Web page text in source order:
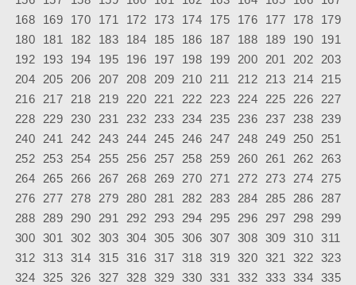
168
169 170 171 172 173 174 175 176 177 178
179
180
181 182 183 184 185 186 187 188 189 190
191
192
193 194 195 196 197 198 199 200 201 202
203
204
205 206 207 208 209 210 211 212 213 214
215
216
217 218 219 220 221 222 223 224 225 226
227
228
229 230 231 232 233 234 235 236 237 238
239
240
241 242 243 244 245 246 247 248 249 250
251
252
253 254 255 256 257 258 259 260 261 262
263
264
265 266 267 268 269 270 271 272 273 274
275
276
277 278 279 280 281 282 283 284 285 286
287
288
289 290 291 292 293 294 295 296 297 298
299
300 301 302 303 304 305 306 307 308 309 310
311
312 313 314 315 316 317 318 319 320 321 322 323
324 325 326 327 328 329 330 331 332 333 334 335